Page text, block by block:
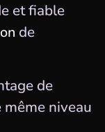
et fiable
de
de
niveau